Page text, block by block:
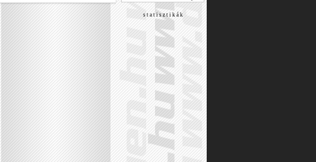
s t a t i s z t i k á k